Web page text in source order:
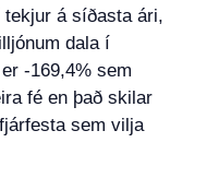
á síðasta ári,
dala í
-169,4% sem
fé en það skilar
sem vilja